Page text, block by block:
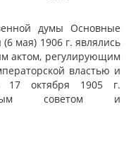
думы Основные
мая) 1906 г. являлись
актом, регулирующим
властью и
17 октября 1905 г.
советом и